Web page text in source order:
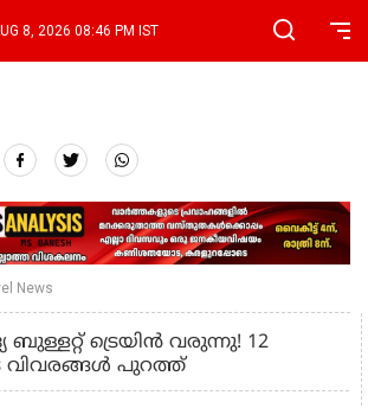
8, 2026 08:46 PM IST
News
ട്രെയിൻ വരുന്നു! 12
വിവരങ്ങൾ പുറത്ത്